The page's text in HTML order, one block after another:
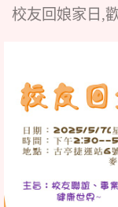
校友回娘家日,